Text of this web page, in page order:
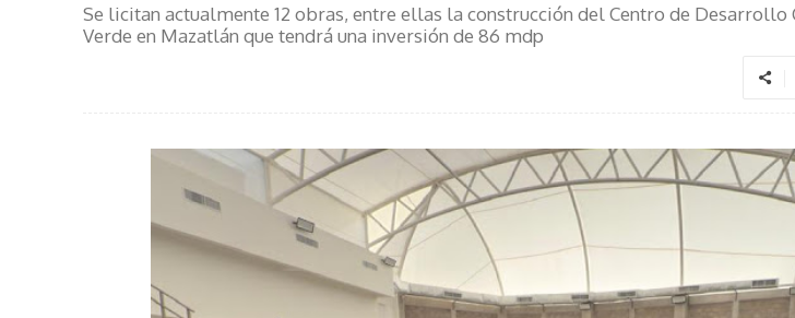
Se licitan actualmente 12 obras, entre ellas la construcción del Centro de
Verde en Mazatlán que tendrá una inversión de 86 mdp